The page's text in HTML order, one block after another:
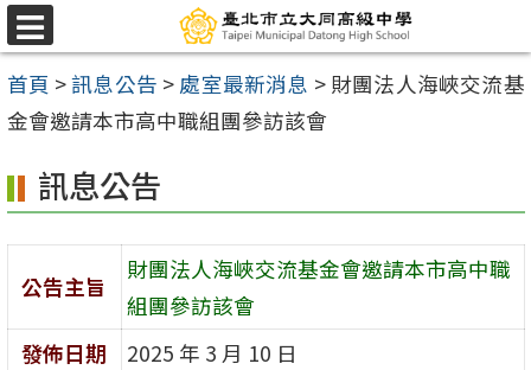
跳
至
主
要
容
區
選
單
首頁 >訊息公告 > 處室最新消息 > 財團法人海峽交流基
金會邀請本市高中職組團參訪該會
訊息公告
公告主旨
財團法人海峽交流基金會邀請本市高中職
組團參訪該會
發佈日期
2025 年 3 月 10 日